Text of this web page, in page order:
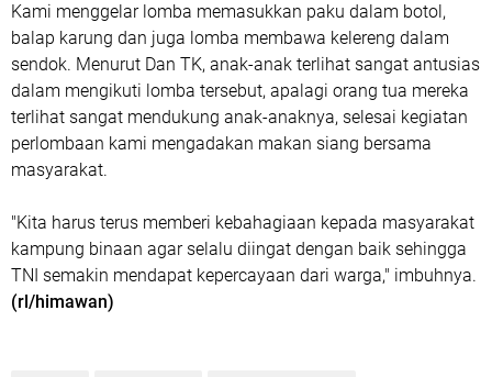
Kami menggelar lomba memasukkan paku dalam botol,
balap karung dan juga lomba membawa kelereng dalam
sendok. Menurut Dan TK, anak-anak terlihat sangat antusias
dalam mengikuti lomba tersebut, apalagi orang tua mereka
terlihat sangat mendukung anak-anaknya, selesai kegiatan
perlombaan kami mengadakan makan siang bersama
masyarakat.
"Kita harus terus memberi kebahagiaan kepada masyarakat
kampung binaan agar selalu diingat dengan baik sehingga
TNI semakin mendapat kepercayaan dari warga," imbuhnya.
(rl/himawan)